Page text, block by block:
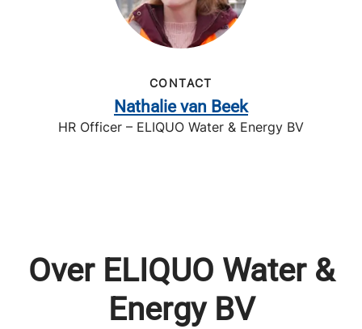
CONTACT
Nathalie van Beek
HR Officer – ELIQUO Water & Energy BV
Over ELIQUO Water &
Energy BV